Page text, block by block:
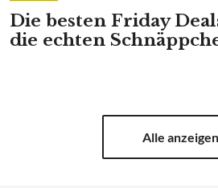
Die besten Friday
die echten
Alle anzeigen